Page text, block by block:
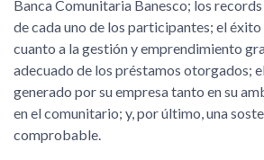
Banca Comunitaria Banesco; los
de cada uno de los participantes; el
cuanto a la gestión y emprendimiento
adecuado de los préstamos otorgados;
generado por su empresa tanto en su
en el comunitario; y, por último, una
comprobable.